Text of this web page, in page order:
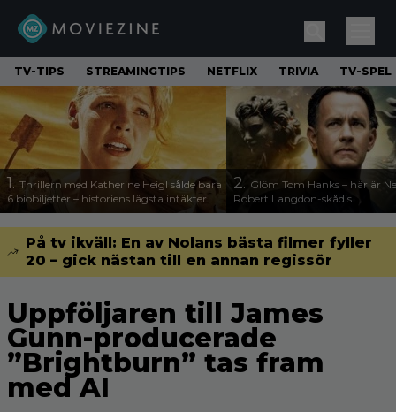
TV-TIPS STREAMINGTIPS NETFLIX TRIVIA TV-SPEL
1. Thrillern med Katherine Heigl sålde bara
6 biobiljetter – historiens lägsta intäkter
2. Glöm Tom Hanks – här är
Robert Langdon-skådis
På tv ikväll: En av Nolans bästa filmer fyller
20 – gick nästan till en annan regissör
Uppföljaren till James
Gunn-producerade
”Brightburn” tas fram
med AI